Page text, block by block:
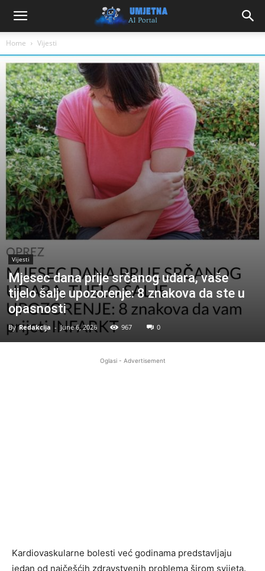
Home Vijesti
Vijesti
Mjesec dana prije srčanog udara, vaše
tijelo šalje upozorenje: 8 znakova da ste u
opasnosti
By Redakcija - June 6, 2026 967 0
Oglasi - Advertisement
Kardiovaskularne bolesti već godinama predstavljaju
jedan od najčešćih zdravstvenih problema širom svijeta.